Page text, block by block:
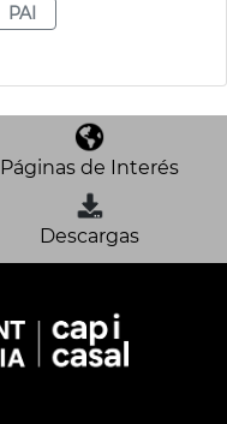
PAI
Páginas de Interés
Descargas